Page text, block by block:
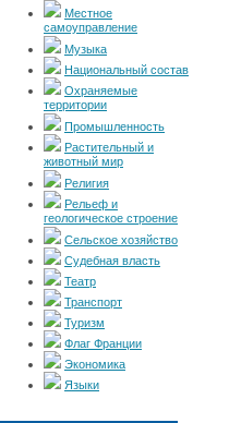
Местное
самоуправление
Музыка
Национальный состав
Охраняемые
территории
Промышленность
Растительный и
животный мир
Религия
Рельеф и
геологическое строение
Сельское хозяйство
Судебная власть
Театр
Транспорт
Туризм
Флаг Франции
Экономика
Языки